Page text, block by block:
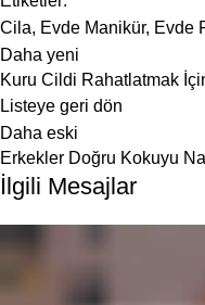
Cila, Evde Manikür, Evde
Daha yeni
Kuru Cildi Rahatlatmak
Listeye geri dön
Daha eski
Erkekler Doğru Kokuyu
İlgili Mesajlar